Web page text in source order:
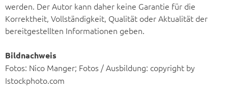
werden. Der Autor kann daher keine Garantie für die
Korrektheit, Vollständigkeit, Qualität oder Aktualität der
bereitgestellten Informationen geben.
Bildnachweis
Fotos: Nico Manger; Fotos / Ausbildung: copyright by
Istockphoto.com